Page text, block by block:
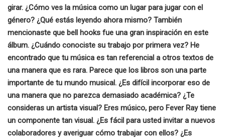
girar. ¿Cómo ves la música como un lugar para jugar con el
género? ¿Qué estás leyendo ahora mismo? También
mencionaste que bell hooks fue una gran inspiración en este
álbum. ¿Cuándo conociste su trabajo por primera vez? He
encontrado que tu música es tan referencial a otros textos de
una manera que es rara. Parece que los libros son una parte
importante de tu mundo musical. ¿Es difícil incorporar eso de
una manera que no parezca demasiado académica? ¿Te
consideras un artista visual? Eres músico, pero Fever Ray tiene
un componente tan visual. ¿Es fácil para usted invitar a nuevos
colaboradores y averiguar cómo trabajar con ellos? ¿Es